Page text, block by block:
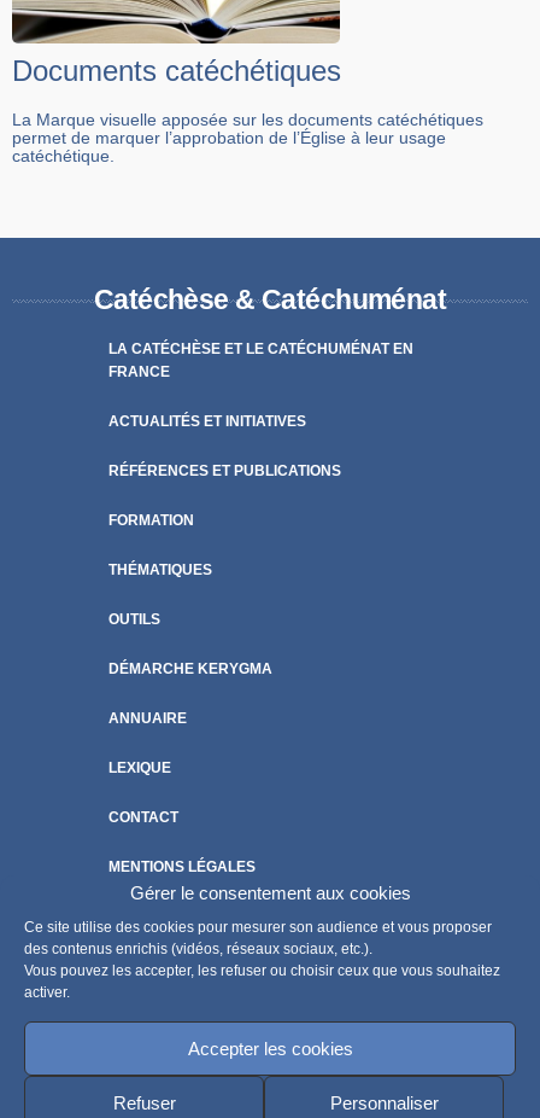
Gérer le consentement aux cookies
Ce site utilise des cookies pour mesurer son audience et vous proposer
des contenus enrichis (vidéos, réseaux sociaux, etc.).
Vous pouvez les accepter, les refuser ou choisir ceux que vous souhaitez
activer.
Accepter les cookies
Refuser Personnaliser
Documents catéchétiques
La Marque visuelle apposée sur les documents catéchétiques
permet de marquer l’approbation de l’Église à leur usage
catéchétique.
Catéchèse & Catéchuménat
LA CATÉCHÈSE ET LE CATÉCHUMÉNAT EN
FRANCE
ACTUALITÉS ET INITIATIVES
RÉFÉRENCES ET PUBLICATIONS
FORMATION
THÉMATIQUES
OUTILS
DÉMARCHE KERYGMA
ANNUAIRE
LEXIQUE
CONTACT
MENTIONS LÉGALES